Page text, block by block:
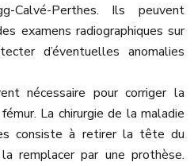
Calvé-Perthes. Ils peuvent
examens radiographiques sur
d’éventuelles anomalies
nécessaire pour corriger la
La chirurgie de la maladie
consiste à retirer la tête du
remplacer par une prothèse.